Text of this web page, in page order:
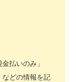
払いのみ」
などの情報を記